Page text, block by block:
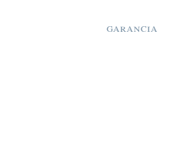
garancia